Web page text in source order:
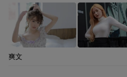
爽文